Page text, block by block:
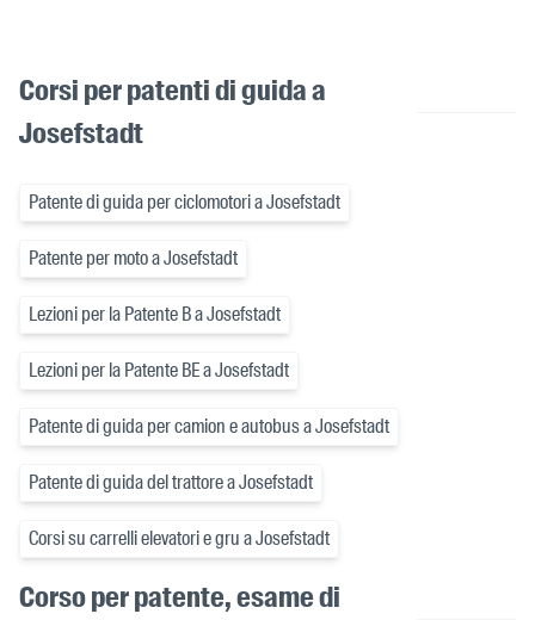
Corsi per patenti di guida a
Josefstadt
Patente di guida per ciclomotori a Josefstadt
Patente per moto a Josefstadt
Lezioni per la Patente B a Josefstadt
Lezioni per la Patente BE a Josefstadt
Patente di guida per camion e autobus a Josefstadt
Patente di guida del trattore a Josefstadt
Corsi su carrelli elevatori e gru a Josefstadt
Corso per patente, esame di